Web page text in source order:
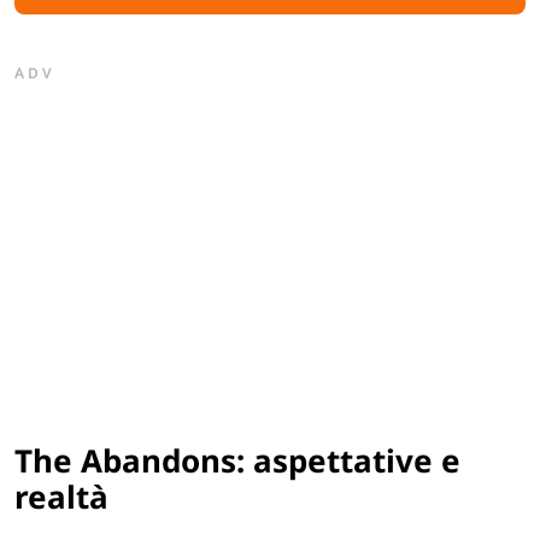
ADV
The Abandons: aspettative e
realtà